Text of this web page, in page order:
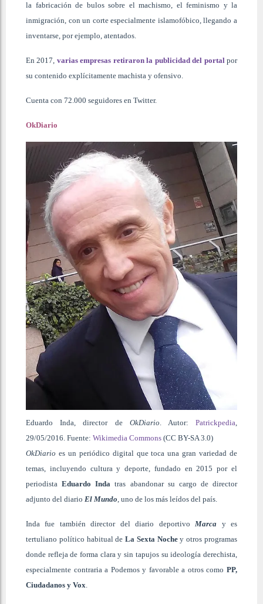
la fabricación de bulos sobre el machismo, el feminismo y la
inmigración, con un corte especialmente islamofóbico, llegando a
inventarse, por ejemplo, atentados.
En 2017, varias empresas retiraron la publicidad del portal por
su contenido explícitamente machista y ofensivo.
Cuenta con 72.000 seguidores en Twitter.
OkDiario
Eduardo Inda, director de OkDiario . Autor:Patrickpedia
29/05/2016. Fuente: Wikimedia Commons (CC BY-SA 3.0)
OkDiario es un periódico digital que toca una gran variedad de
temas, incluyendo cultura y deporte, fundado en 2015 por el
periodistaEduardo Inda tras abandonar su cargo de director
adjunto del diario El Mundo uno de los más leídos del país.
Inda fue también director del diario deportivo Marca
y es
tertuliano político habitual de La Sexta Nochey otros programas
donde refleja de forma clara y sin tapujos su ideología derechista,
especialmente contraria a Podemos y favorable a otros como PP,
Ciudadanos y Vox